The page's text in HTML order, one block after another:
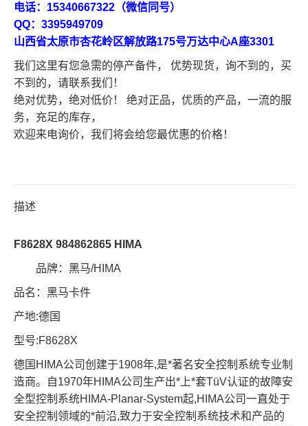
电话：15340667322（微信同号）
QQ：3395949709
山西省太原市杏花岭区解放路175号万达中心A座3301
我们这里有您急需的停产备件， 优势现货，询不到的，买
不到的，请联系我们！
绝对优势，绝对低价！ 绝对正品，优质的产品，一流的服
务，充足的库存，
欢迎来电询价，我们将会给您最优惠的价格！
描述
F8628X 984862865 HIMA
品牌：黑马/HIMA
品名：黑马卡件
产地:德国
型号:F8628X
德国HIMA公司创建于1908年,是*著名安全控制系统专业制
造商。自1970年HIMA公司生产出*上*套TüV认证的故障安
全型控制系统HIMA-Planar-System起,HIMA公司一直处于
安全控制领域的*前沿,致力于安全控制系统技术和产品的